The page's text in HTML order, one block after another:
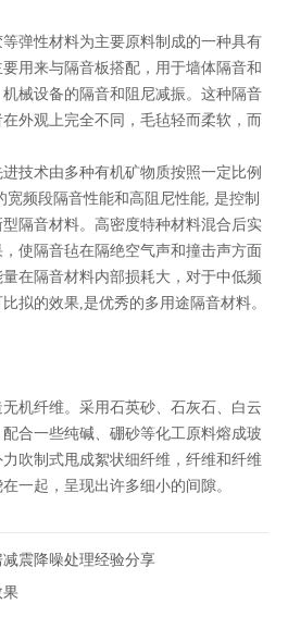
弹性材料为主要原料制成的一种具有
用来与隔音板搭配，用于墙体隔音和
械设备的隔音和阻尼减振。这种隔音
外观上完全不同，毛毡轻而柔软，而
技术由多种有机矿物质按照一定比例
频段隔音性能和高阻尼性能, 是控制
隔音材料。高密度特种材料混合后实
使隔音毡在隔绝空气声和撞击声方面
在隔音材料内部损耗大，对于中低频
拟的效果,是优秀的多用途隔音材料。
机纤维。采用石英砂、石灰石、白云
合一些纯碱、硼砂等化工原料熔成玻
吹制式甩成絮状细纤维，纤维和纤维
一起，呈现出许多细小的间隙。
震降噪处理经验分享